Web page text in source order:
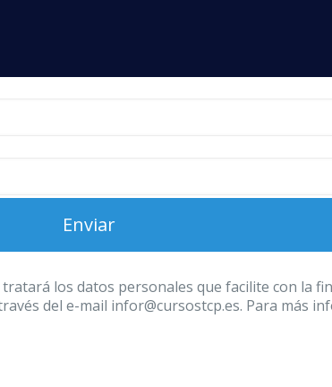
tratará los datos personales que facilite con la
del e-mail infor@cursostcp.es. Para más